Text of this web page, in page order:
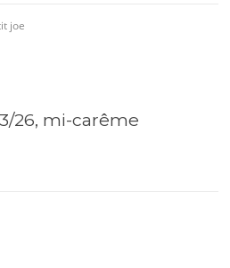
joe
3/26, mi-carême